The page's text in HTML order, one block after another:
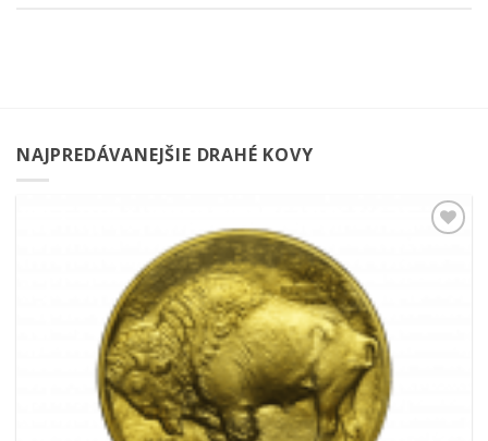
NAJPREDÁVANEJŠIE DRAHÉ KOVY